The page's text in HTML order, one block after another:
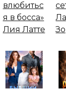
влюбитьс
я в босса»
Лия Латте